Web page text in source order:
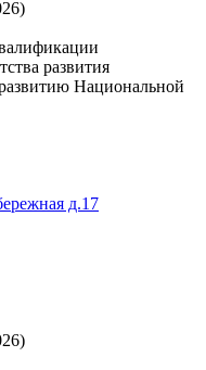
развития
Национальной
д.17